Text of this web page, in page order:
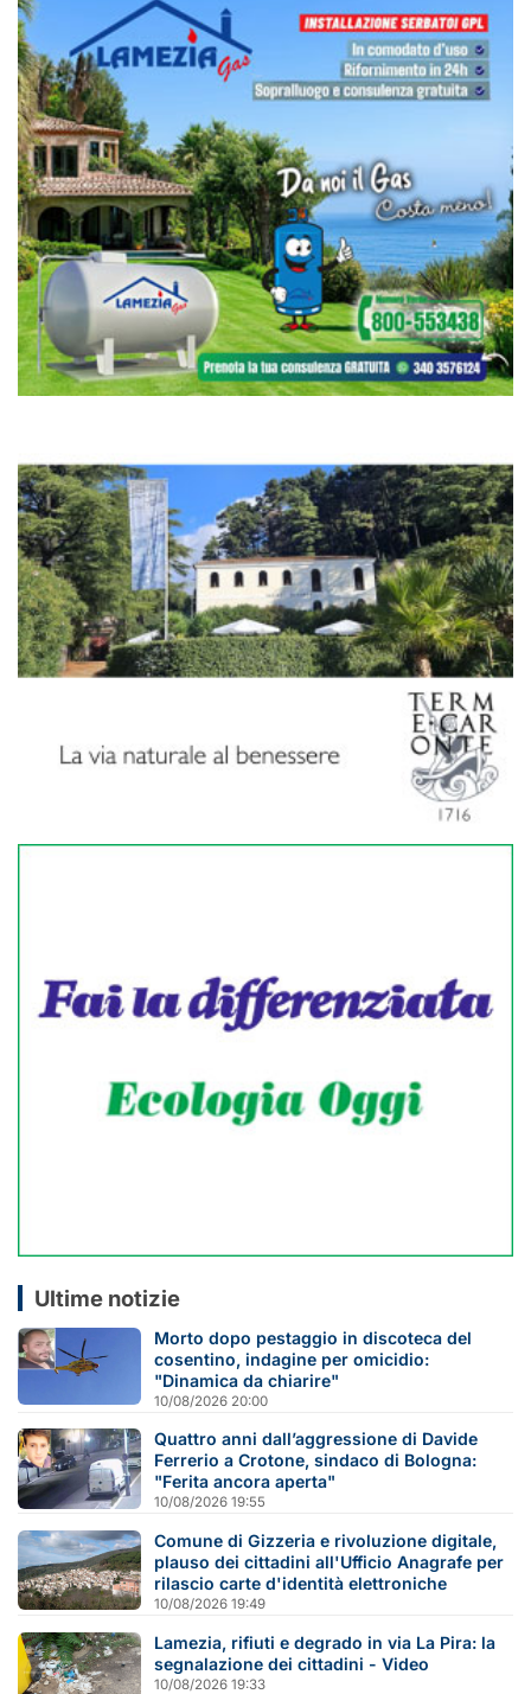
Ultime notizie
Morto dopo pestaggio in discoteca del
cosentino, indagine per omicidio:
"Dinamica da chiarire"
10/08/2026 20:00
Quattro anni dall’aggressione di Davide
Ferrerio a Crotone, sindaco di Bologna:
"Ferita ancora aperta"
10/08/2026 19:55
Comune di Gizzeria e rivoluzione digitale,
plauso dei cittadini all'Ufficio Anagrafe per
rilascio carte d'identità elettroniche
10/08/2026 19:49
Lamezia, rifiuti e degrado in via La Pira: la
segnalazione dei cittadini - Video
10/08/2026 19:33